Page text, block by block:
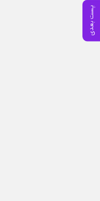
پست بعدی